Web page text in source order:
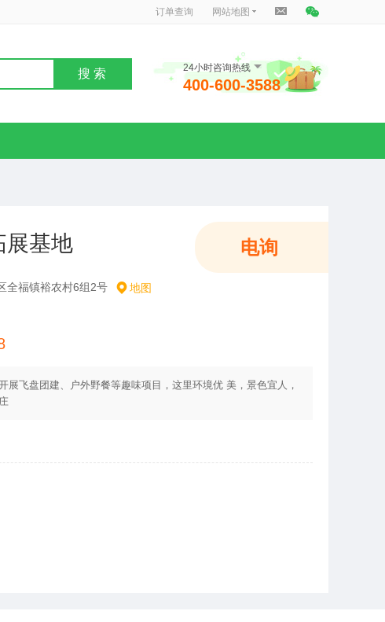
订单查询 网站地图
搜 索 24小时咨询热线
400-600-3588
电询
展基地
全福镇裕农村6组2号 地图
展飞盘团建、户外野餐等趣味项目，这里环境优 美，景色宜人，